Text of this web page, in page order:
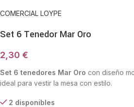
COMERCIAL LOYPE
Set 6 Tenedor Mar Oro
2,30 €
Set 6 tenedores Mar Oro con diseño
ideal para vestir la mesa con estilo.
2 disponibles